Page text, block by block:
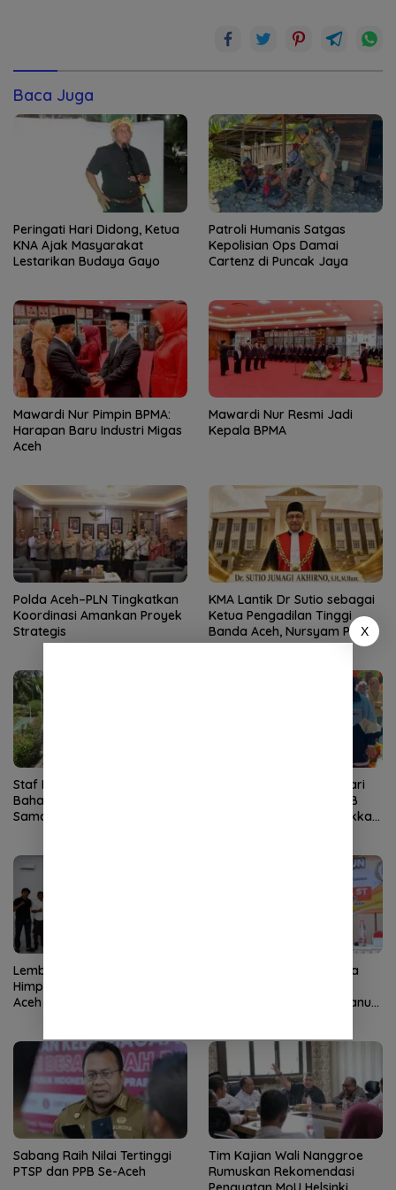
Baca Juga
Peringati Hari Didong, Ketua
KNA Ajak Masyarakat
Lestarikan Budaya Gayo
Patroli Humanis Satgas
Kepolisian Ops Damai
Cartenz di Puncak Jaya
Mawardi Nur Pimpin BPMA:
Harapan Baru Industri Migas
Aceh
Mawardi Nur Resmi Jadi
Kepala BPMA
Polda Aceh–PLN Tingkatkan
Koordinasi Amankan Proyek
Strategis
KMA Lantik Dr Sutio sebagai
Ketua Pengadilan Tinggi
Banda Aceh, Nursyam Pindah
ke Banjarmasin
Staf Khusus Wali Nanggroe
Bahas Penguatan Kerja
Sama Aceh–India dengan
Tampil Percaya Diri di Hari
Anak Nasional, Siswa SLB
TNCC Banda Aceh Tunjukkan
Lembaga Wali Nanggroe
Himpun Aspirasi Diaspora
Aceh di Medan
Tren Perceraian di Banda
Dorong Implementasi Qanun
Sabang Raih Nilai Tertinggi
PTSP dan PPB Se-Aceh
Tim Kajian Wali Nanggroe
Rumuskan Rekomendasi
X